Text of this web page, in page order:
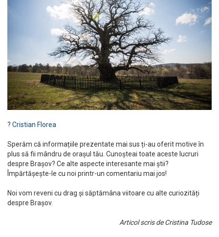
? Cristian Florea
Sperăm că informațiile prezentate mai sus ți-au oferit motive în
plus să fii mândru de orașul tău. Cunoșteai toate aceste lucruri
despre Brașov? Ce alte aspecte interesante mai știi?
Împărtășește-le cu noi printr-un comentariu mai jos!
Noi vom reveni cu drag și săptămâna viitoare cu alte curiozități
despre Brașov.
Articol scris de Cristina Tudose